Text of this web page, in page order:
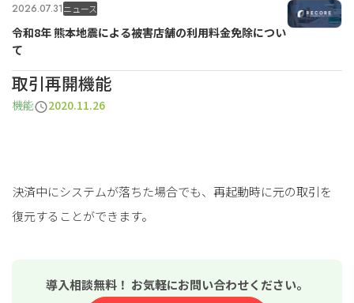
取引再開機能
機能 2020.11.26
決済中にシステムが落ちた場合でも、再起動時に元の取引を
復元することができます。
導入相談無料！ お気軽にお問い合わせください。
2026.07.31ニュース
令和8年 熊本地震による被害店舗の利用料金免除につい
て